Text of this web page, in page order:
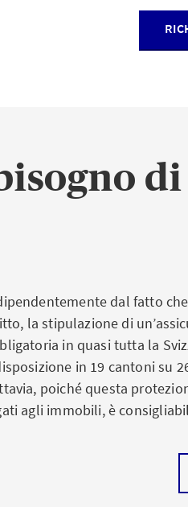
dal fatto
la stipulazione di
in quasi tutta la
in 19 cantoni su
poiché questa
agli immobili, è
Quadro